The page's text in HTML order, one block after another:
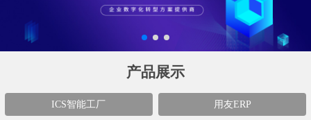
产品展示
ICS智能工厂 用友ERP